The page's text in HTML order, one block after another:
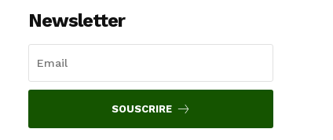
Newsletter
SOUSCRIRE